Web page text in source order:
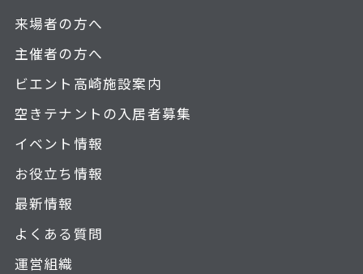
来場者の方へ
主催者の方へ
ビエント高崎施設案内
空きテナントの入居者募集
イベント情報
お役立ち情報
最新情報
よくある質問
運営組織